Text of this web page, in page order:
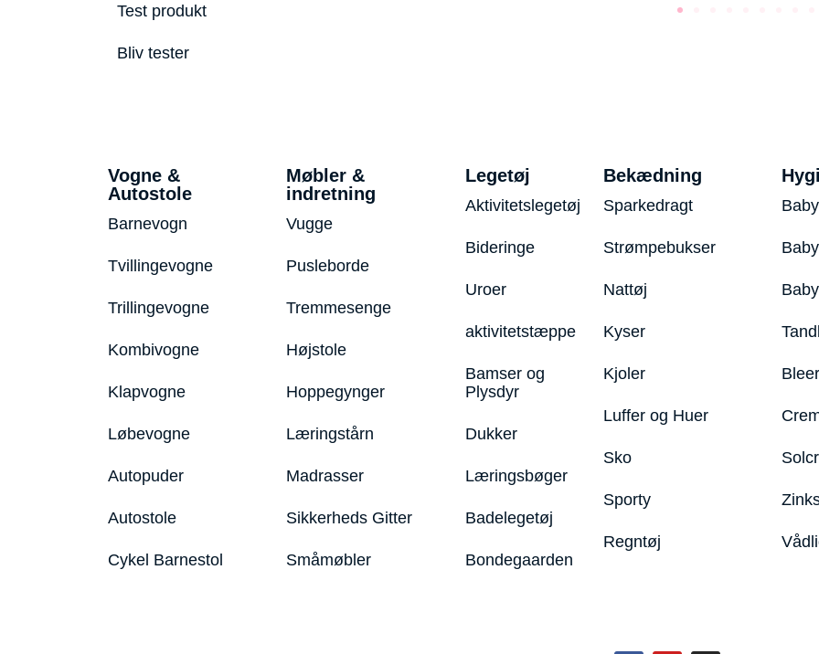
Test produkt
Bliv tester
Vogne &
Autostole
Barnevogn
Tvillingevogne
Trillingevogne
Kombivogne
Klapvogne
Løbevogne
Autopuder
Autostole
Cykel Barnestol
Møbler &
indretning
Vugge
Pusleborde
Tremmesenge
Højstole
Hoppegynger
Læringstårn
Madrasser
Sikkerheds Gitter
Småmøbler
Legetøj
Aktivitetslegetøj
Bideringe
Uroer
aktivitetstæppe
Bamser og
Plysdyr
Dukker
Læringsbøger
Badelegetøj
Bondegaarden
Bekædning
Sparkedragt
Strømpebukser
Nattøj
Kyser
Kjoler
Luffer og Huer
Sko
Sporty
Regntøj